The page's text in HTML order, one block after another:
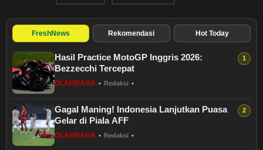
FreshNews Rekomendasi Hot Today
Hasil Practice MotoGP Inggris 2026:
Bezzecchi Tercepat
OLAHRAGA • Redaksi •
Gagal Maning! Indonesia Lanjutkan Puasa
Gelar di Piala AFF
OLAHRAGA • Redaksi •